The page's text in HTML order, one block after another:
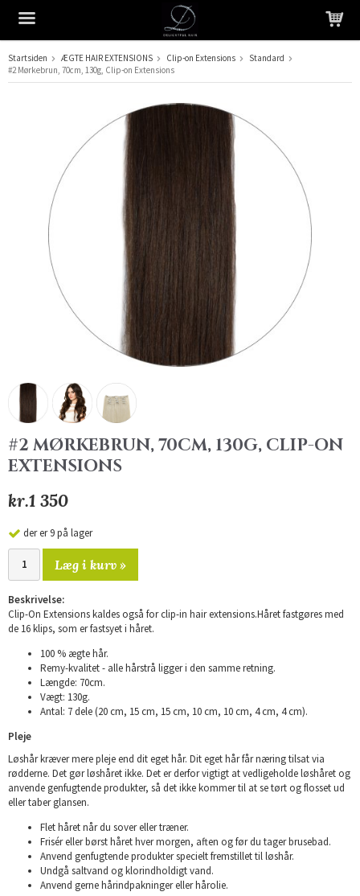
Produktet er blevet tilføjet til din indkøbskurv
Startsiden ÆGTE HAIR EXTENSIONS Clip-on Extensions
Standard
#2 Mørkebrun, 70cm, 130g, Clip-on Extensions
#2 MØRKEBRUN, 70CM, 130G, CLIP-ON
EXTENSIONS
kr.1 350
der er 9 på lager
Læg i kurv »
Beskrivelse:
Clip-On Extensions kaldes også for clip-in hair extensions.Håret fastgøres med
de 16 klips, som er fastsyet i håret.
100 % ægte hår.
Remy-kvalitet - alle hårstrå ligger i den samme retning.
Længde: 70cm.
Vægt: 130g.
Antal: 7 dele (20 cm, 15 cm, 15 cm, 10 cm, 10 cm, 4 cm, 4 cm).
Pleje
Løshår kræver mere pleje end dit eget hår. Dit eget hår får næring tilsat via
rødderne. Det gør løshåret ikke. Det er derfor vigtigt at vedligeholde løshåret og
anvende genfugtende produkter, så det ikke kommer til at se tørt og flosset ud
eller taber glansen.
Flet håret når du sover eller træner.
Frisér eller børst håret hver morgen, aften og før du tager brusebad.
Anvend genfugtende produkter specielt fremstillet til løshår.
Undgå saltvand og klorindholdigt vand.
Anvend gerne hårindpakninger eller hårolie.